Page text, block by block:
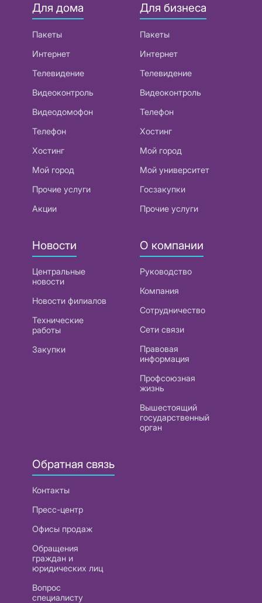
Для дома
Пакеты
Интернет
Телевидение
Видеоконтроль
Видеодомофон
Телефон
Хостинг
Мой город
Прочие услуги
Акции
Для бизнеса
Пакеты
Интернет
Телевидение
Видеоконтроль
Телефон
Хостинг
Мой город
Мой университет
Госзакупки
Прочие услуги
Новости
Центральные
новости
Новости филиалов
Технические
работы
Закупки
О компании
Руководство
Компания
Сотрудничество
Сети связи
Правовая
информация
Профсоюзная
жизнь
Вышестоящий
государственный
орган
Обратная связь
Контакты
Пресс-центр
Офисы продаж
Обращения
граждан и
юридических лиц
Вопрос
специалисту